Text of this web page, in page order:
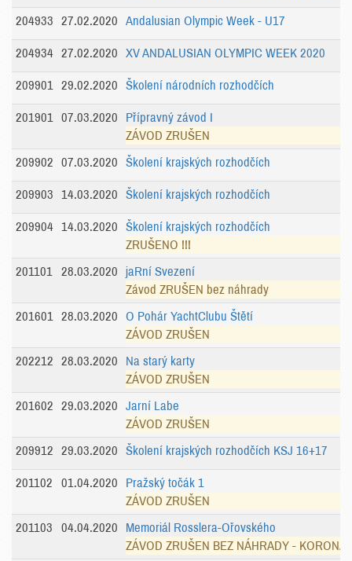
204933 27.02.2020 Andalusian Olympic Week - U17
204934 27.02.2020 XV ANDALUSIAN OLYMPIC WEEK 2020
209901 29.02.2020 Školení národních rozhodčích
201901 07.03.2020
Přípravný závod I
ZÁVOD ZRUŠEN
209902
07.03.2020 Školení krajských rozhodčích
209903 14.03.2020 Školení krajských rozhodčích
209904 14.03.2020
Školení krajských rozhodčích
ZRUŠENO !!!
201101
28.03.2020
jaRní Svezení
Závod ZRUŠEN bez náhrady
201601
28.03.2020
O Pohár YachtClubu Štětí
ZÁVOD ZRUŠEN
202212
28.03.2020
Na starý karty
ZÁVOD ZRUŠEN
201602
29.03.2020
Jarní Labe
ZÁVOD ZRUŠEN
209912
29.03.2020 Školení krajských rozhodčích KSJ 16+17
201102 01.04.2020
Pražský točák 1
ZÁVOD ZRUŠEN
201103
04.04.2020
Memoriál Rosslera-Ořovského
ZÁVOD ZRUŠEN BEZ NÁHRADY -